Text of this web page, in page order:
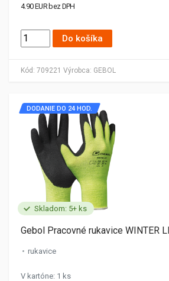
Kód: 709221 Výrobca: GEBOL
4.90 EUR bez DPH
Do košíka
Skladom: 5+ ks
DODANIE DO 24 HOD.
Gebol Pracovné rukavice WINTER
rukavice
V kartóne: 1 ks